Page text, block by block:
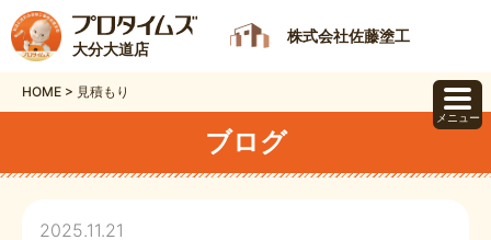
大分大道店
株式会社佐藤塗工
HOME > 見積もり
ブログ
2025.11.21
メニュー